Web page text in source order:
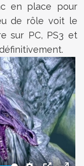
en place pour
de rôle voit le
sur PC, PS3 et